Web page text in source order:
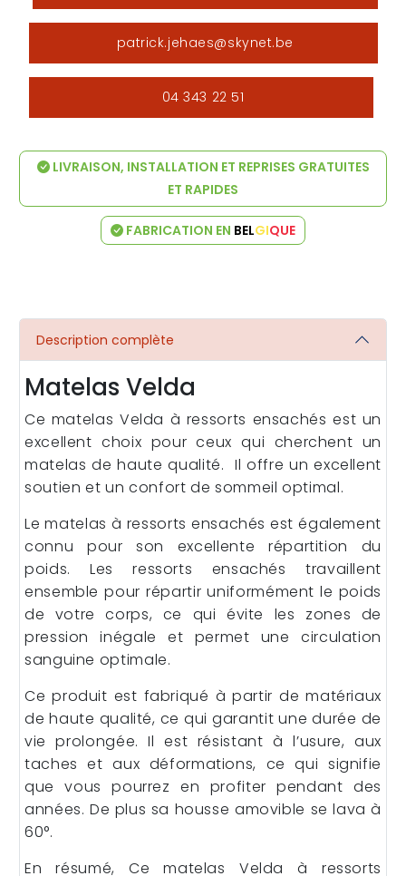
patrick.jehaes@skynet.be
04 343 22 51
LIVRAISON, INSTALLATION ET REPRISES GRATUITES
ET RAPIDES
FABRICATION EN BELGIQUE
Description complète
Matelas Velda
Ce matelas Velda à ressorts ensachés est un
excellent choix pour ceux qui cherchent un
matelas de haute qualité. Il offre un excellent
soutien et un confort de sommeil optimal.
Le matelas à ressorts ensachés est également
connu pour son excellente répartition du
poids. Les ressorts ensachés travaillent
ensemble pour répartir uniformément le poids
de votre corps, ce qui évite les zones de
pression inégale et permet une circulation
sanguine optimale.
Ce produit est fabriqué à partir de matériaux
de haute qualité, ce qui garantit une durée de
vie prolongée. Il est résistant à l’usure, aux
taches et aux déformations, ce qui signifie
que vous pourrez en profiter pendant des
années. De plus sa housse amovible se lava à
60°.
En résumé, Ce matelas Velda à ressorts